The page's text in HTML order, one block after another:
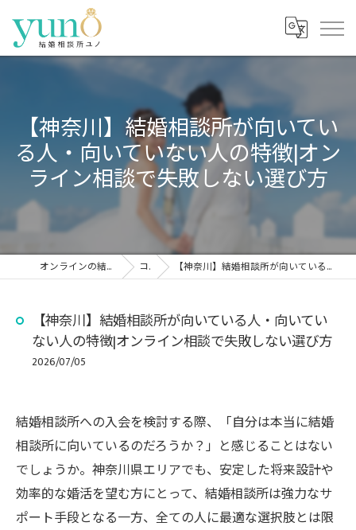
【神奈川】結婚相談所が向いてい
る人・向いていない人の特徴|オン
ライン相談で失敗しない選び方
オンラインの結婚相談所なら結婚相談所ユノ コラム 【神奈川】結婚相談所が向いている人・向いていない人の特徴|オンライン相談で失敗しない選び方
【神奈川】結婚相談所が向いている人・向いてい
ない人の特徴|オンライン相談で失敗しない選び方
2026/07/05
結婚相談所への入会を検討する際、「自分は本当に結婚
相談所に向いているのだろうか？」と感じることはない
でしょうか。神奈川県エリアでも、安定した将来設計や
効率的な婚活を望む方にとって、結婚相談所は強力なサ
ポート手段となる一方、全ての人に最適な選択肢とは限